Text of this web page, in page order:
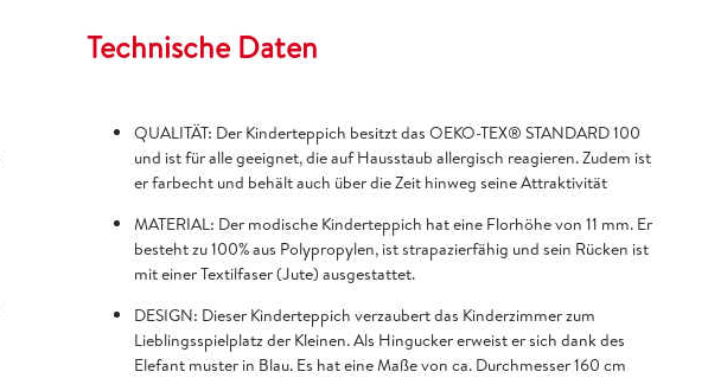
Technische Daten
QUALITÄT: Der Kinderteppich besitzt das OEKO-TEX® STANDARD 100
und ist für alle geeignet, die auf Hausstaub allergisch reagieren. Zudem ist
er farbecht und behält auch über die Zeit hinweg seine Attraktivität
MATERIAL: Der modische Kinderteppich hat eine Florhöhe von 11 mm. Er
besteht zu 100% aus Polypropylen, ist strapazierfähig und sein Rücken ist
mit einer Textilfaser (Jute) ausgestattet.
DESIGN: Dieser Kinderteppich verzaubert das Kinderzimmer zum
Lieblingsspielplatz der Kleinen. Als Hingucker erweist er sich dank des
Elefant muster in Blau. Es hat eine Maße von ca. Durchmesser 160 cm